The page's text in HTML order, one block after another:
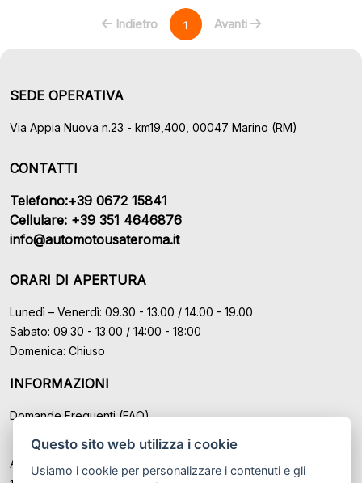
Questo sito web utilizza i cookie
Usiamo i cookie per personalizzare i contenuti e gli
Indietro 1 Avanti
SEDE OPERATIVA
Via Appia Nuova n.23 - km19,400, 00047 Marino (RM)
CONTATTI
Telefono:+39 0672 15841
Cellulare: +39 351 4646876
info@automotousateroma.it
ORARI DI APERTURA
Lunedì – Venerdì: 09.30 - 13.00 / 14.00 - 19.00
Sabato: 09.30 - 13.00 / 14:00 - 18:00
Domenica: Chiuso
INFORMAZIONI
Domande Frequenti (FAQ)
Auto Moto Usate Roma Srl sede di Marino - Roma, P.IVA: IT